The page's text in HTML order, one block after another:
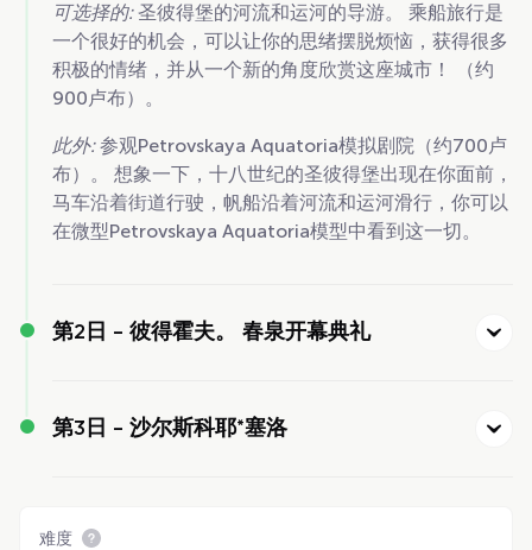
可选择的:圣彼得堡的河流和运河的导游。 乘船旅行是
一个很好的机会，可以让你的思绪摆脱烦恼，获得很多
积极的情绪，并从一个新的角度欣赏这座城市！ （约
900卢布）。
此外:参观Petrovskaya Aquatoria模拟剧院（约700卢
布）。 想象一下，十八世纪的圣彼得堡出现在你面前，
马车沿着街道行驶，帆船沿着河流和运河滑行，你可以
在微型Petrovskaya Aquatoria模型中看到这一切。
第2日 - 彼得霍夫。 春泉开幕典礼
第3日 - 沙尔斯科耶*塞洛
难度